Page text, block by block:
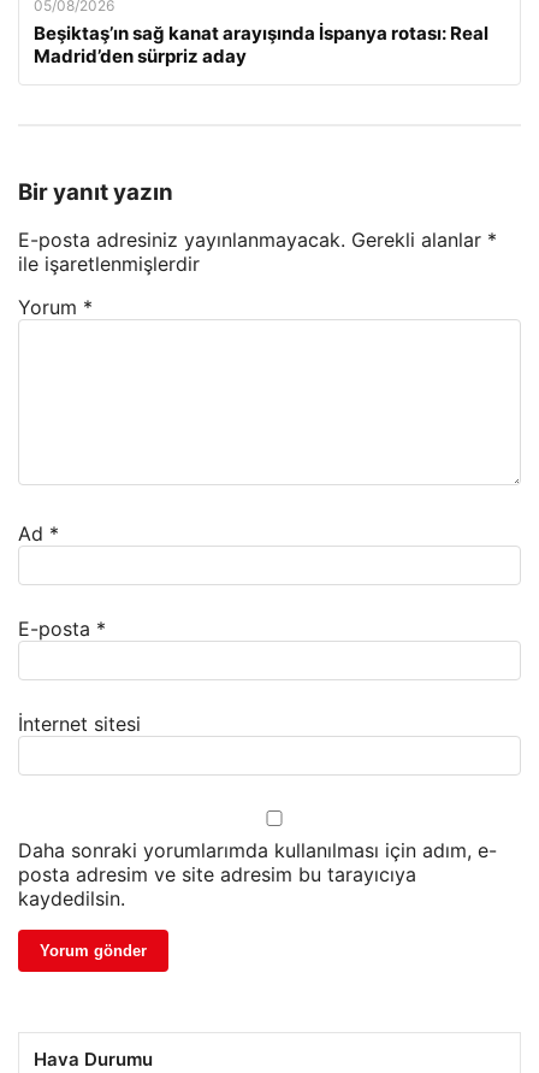
05/08/2026
Beşiktaş’ın sağ kanat arayışında İspanya rotası: Real
Madrid’den sürpriz aday
Bir yanıt yazın
E-posta adresiniz yayınlanmayacak. Gerekli alanlar *
ile işaretlenmişlerdir
Yorum *
Ad *
E-posta *
İnternet sitesi
Daha sonraki yorumlarımda kullanılması için adım, e-
posta adresim ve site adresim bu tarayıcıya
kaydedilsin.
Hava Durumu